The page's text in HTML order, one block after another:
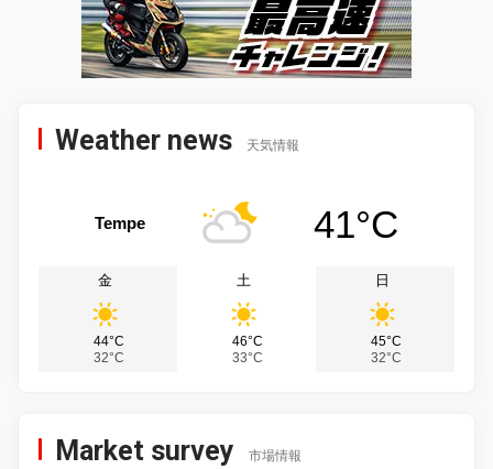
Weather news 天気情報
Tempe 41°C
金
44°C
32°C
土
46°C
33°C
日
45°C
32°C
Market survey 市場情報